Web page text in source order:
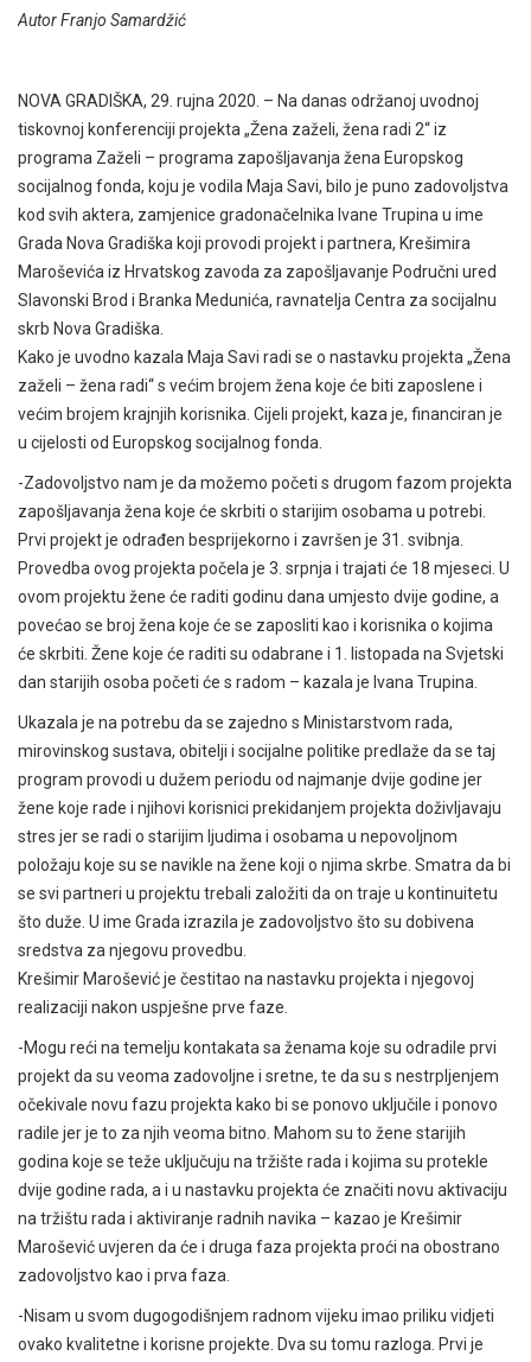
Autor Franjo Samardžić
NOVA GRADIŠKA, 29. rujna 2020. – Na danas održanoj uvodnoj
tiskovnoj konferenciji projekta „Žena zaželi, žena radi 2“ iz
programa Zaželi – programa zapošljavanja žena Europskog
socijalnog fonda, koju je vodila Maja Savi, bilo je puno zadovoljstva
kod svih aktera, zamjenice gradonačelnika Ivane Trupina u ime
Grada Nova Gradiška koji provodi projekt i partnera, Krešimira
Maroševića iz Hrvatskog zavoda za zapošljavanje Područni ured
Slavonski Brod i Branka Medunića, ravnatelja Centra za socijalnu
skrb Nova Gradiška.
Kako je uvodno kazala Maja Savi radi se o nastavku projekta „Žena
zaželi – žena radi“ s većim brojem žena koje će biti zaposlene i
većim brojem krajnjih korisnika. Cijeli projekt, kaza je, financiran je
u cijelosti od Europskog socijalnog fonda.
-Zadovoljstvo nam je da možemo početi s drugom fazom projekta
zapošljavanja žena koje će skrbiti o starijim osobama u potrebi.
Prvi projekt je odrađen besprijekorno i završen je 31. svibnja.
Provedba ovog projekta počela je 3. srpnja i trajati će 18 mjeseci. U
ovom projektu žene će raditi godinu dana umjesto dvije godine, a
povećao se broj žena koje će se zaposliti kao i korisnika o kojima
će skrbiti. Žene koje će raditi su odabrane i 1. listopada na Svjetski
dan starijih osoba početi će s radom – kazala je Ivana Trupina.
Ukazala je na potrebu da se zajedno s Ministarstvom rada,
mirovinskog sustava, obitelji i socijalne politike predlaže da se taj
program provodi u dužem periodu od najmanje dvije godine jer
žene koje rade i njihovi korisnici prekidanjem projekta doživljavaju
stres jer se radi o starijim ljudima i osobama u nepovoljnom
položaju koje su se navikle na žene koji o njima skrbe. Smatra da bi
se svi partneri u projektu trebali založiti da on traje u kontinuitetu
što duže. U ime Grada izrazila je zadovoljstvo što su dobivena
sredstva za njegovu provedbu.
Krešimir Marošević je čestitao na nastavku projekta i njegovoj
realizaciji nakon uspješne prve faze.
-Mogu reći na temelju kontakata sa ženama koje su odradile prvi
projekt da su veoma zadovoljne i sretne, te da su s nestrpljenjem
očekivale novu fazu projekta kako bi se ponovo uključile i ponovo
radile jer je to za njih veoma bitno. Mahom su to žene starijih
godina koje se teže uključuju na tržište rada i kojima su protekle
dvije godine rada, a i u nastavku projekta će značiti novu aktivaciju
na tržištu rada i aktiviranje radnih navika – kazao je Krešimir
Marošević uvjeren da će i druga faza projekta proći na obostrano
zadovoljstvo kao i prva faza.
-Nisam u svom dugogodišnjem radnom vijeku imao priliku vidjeti
ovako kvalitetne i korisne projekte. Dva su tomu razloga. Prvi je